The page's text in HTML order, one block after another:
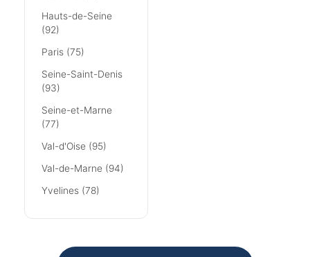
Hauts-de-Seine
(92)
Paris (75)
Seine-Saint-Denis
(93)
Seine-et-Marne
(77)
Val-d'Oise (95)
Val-de-Marne (94)
Yvelines (78)